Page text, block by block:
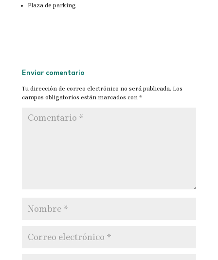
Plaza de parking
Enviar comentario
Tu dirección de correo electrónico no será publicada. Los
campos obligatorios están marcados con *